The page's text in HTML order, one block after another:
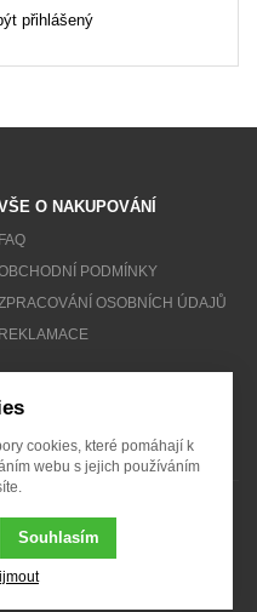
přihlášený
O NAKUPOVÁNÍ
FAQ
PODMÍNKY
ZPRACOVÁNÍ OSOBNÍCH ÚDAJŮ
REKLAMACE
Klikněte pro více informací.
cookies, které pomáhají k
webu s jejich používáním
Souhlasím